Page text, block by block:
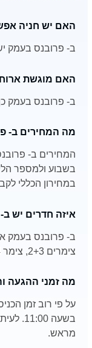
האם יש חניה
ב- פרובנס בעמק
האם מוגשת
ב- פרובנס בעמק
מה המחירים ב-
המחירים ב-
בשבוע ולמספר
במחירון הכללי
איזה חדרים יש
ב- פרובנס בעמק
צימרים 2+3, צימר 4, צימר 5.
מה זמני ההגעה
בשעה
מראש.